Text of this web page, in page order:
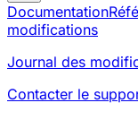
Documentation
modifications
Journal des
Contacter le